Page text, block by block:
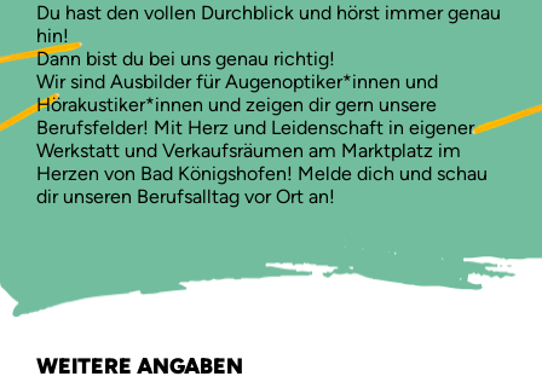
Du hast den vollen Durchblick und hörst immer genau
hin!
Dann bist du bei uns genau richtig!
Wir sind Ausbilder für Augenoptiker*innen und
Hörakustiker*innen und zeigen dir gern unsere
Berufsfelder! Mit Herz und Leidenschaft in eigener
Werkstatt und Verkaufsräumen am Marktplatz im
Herzen von Bad Königshofen! Melde dich und schau
dir unseren Berufsalltag vor Ort an!
WEITERE ANGABEN